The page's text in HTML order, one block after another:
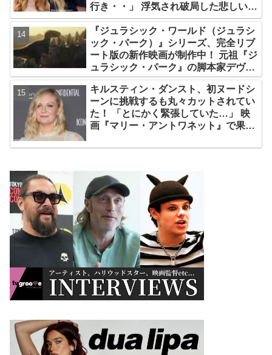
行き・・」 浮気され破局した悲しい心
境を赤裸々に語る
『ジュラシック・ワールド（ジュラシ
ック・パーク）』シリーズ、完全リブ
ート版の新作映画が制作中！ 元祖『ジ
ュラシック・パーク』の脚本家デヴィ
ッド・コープが関与
キルスティン・ダンスト、初ヌードシ
ーンに挑戦するも丸々カットされてい
た！ 「とにかく緊張していた…」 映
画『マリー・アントワネット』で果敢